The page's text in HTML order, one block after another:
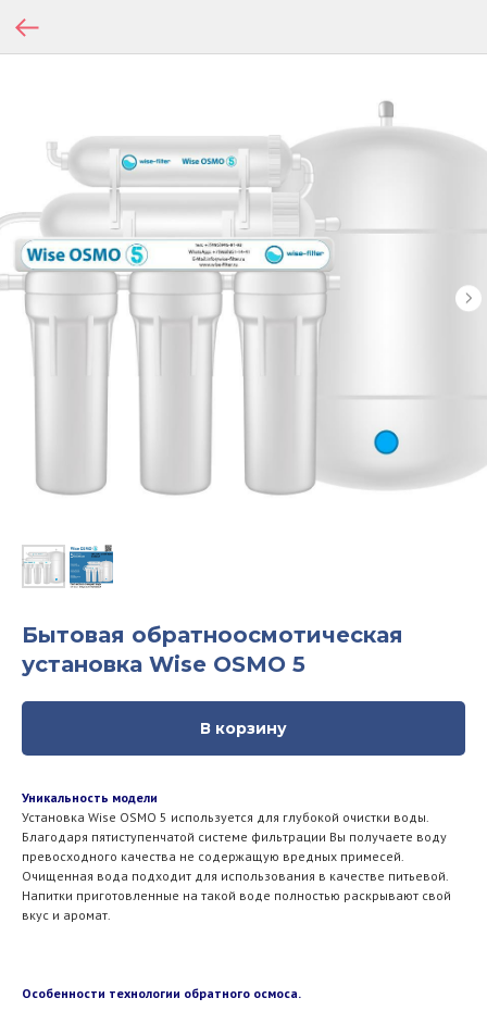
Бытовая обратноосмотическая
установка Wise OSMO 5
В корзину
Уникальность модели
Установка Wise OSMO 5 используется для глубокой очистки воды.
Благодаря пятиступенчатой системе фильтрации Вы получаете воду
превосходного качества не содержащую вредных примесей.
Очищенная вода подходит для использования в качестве питьевой.
Напитки приготовленные на такой воде полностью раскрывают свой
вкус и аромат.
Особенности технологии обратного осмоса.